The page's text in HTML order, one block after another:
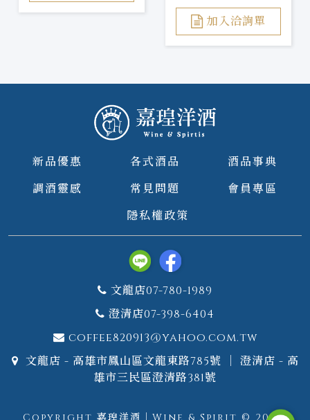
Year of the Horse
Limited Edition
加入洽詢單
新品優惠 各式酒品
酒品事典
調酒靈感
常見問題
會員專區
隱私權政策
文龍店07-780-1989
澄清店07-398-6404
coffee820913@yahoo.com.tw
文龍店 - 高雄市鳳山區文龍東路785號 ｜ 澄清店 - 高
雄市三民區澄清路381號